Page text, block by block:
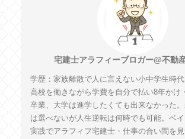
宅建士アラフィーブロガー@不動
学歴：家族離散で人に言えない小中学生時
高校を働きながら学費を自分で払い8年かけ
卒業、大学は進学したくても出来なかった
は選べないが人生逆転は何時でも可能。ベ
実践でアラフィフ宅建士・仕事の合い間を